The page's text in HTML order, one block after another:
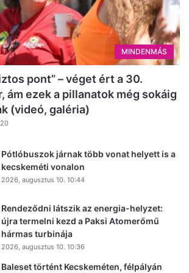
MINDENMÁS
pont” – véget ért a 30.
ám ezek a pillanatok még sokáig
(videó, galéria)
Pótlóbuszok járnak több vonat helyett is a
kecskeméti vonalon
2026, augusztus 10. 10:44
Rendeződni látszik az energia-helyzet:
újra termelni kezd a Paksi Atomerőmű
hármas turbinája
2026, augusztus 10. 10:36
Baleset történt Kecskeméten, félpályán